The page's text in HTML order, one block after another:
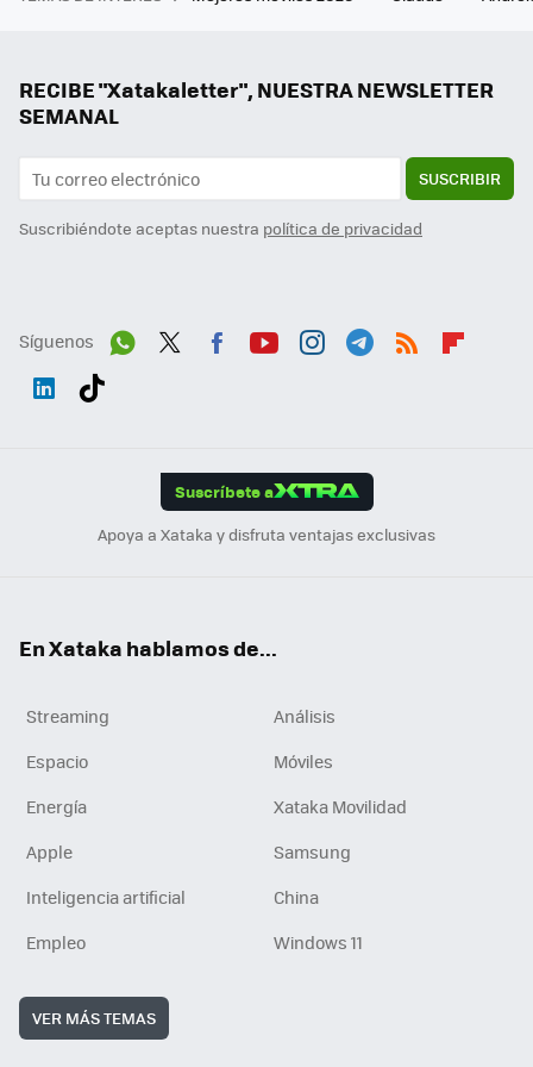
RECIBE "Xatakaletter", NUESTRA NEWSLETTER
SEMANAL
SUSCRIBIR
Suscribiéndote aceptas nuestra política de privacidad
Síguenos
Suscríbete a
Apoya a Xataka y disfruta ventajas exclusivas
En Xataka hablamos de...
Streaming
Análisis
Espacio
Móviles
Energía
Xataka Movilidad
Apple
Samsung
Inteligencia artificial
China
Empleo
Windows 11
VER MÁS TEMAS